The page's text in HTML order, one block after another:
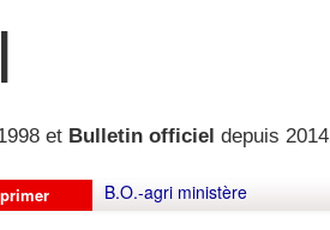
et Bulletin officiel depuis 2014
B.O.-agri ministère